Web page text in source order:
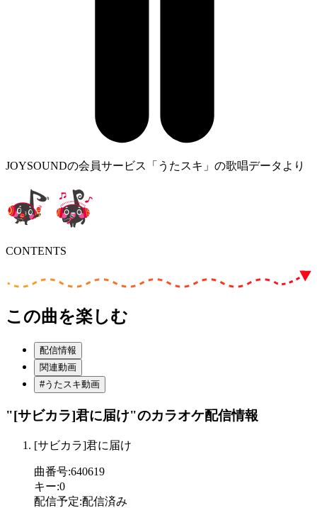
JOYSOUNDの会員サービス「うたスキ」の歌唱データより
CONTENTS
この曲を楽しむ
配信情報
関連動画
#うたスキ動画
"[サビカラ]君に届け"のカラオケ配信情報
[サビカラ]君に届け
曲番号:640619
キー:0
配信予定:配信済み